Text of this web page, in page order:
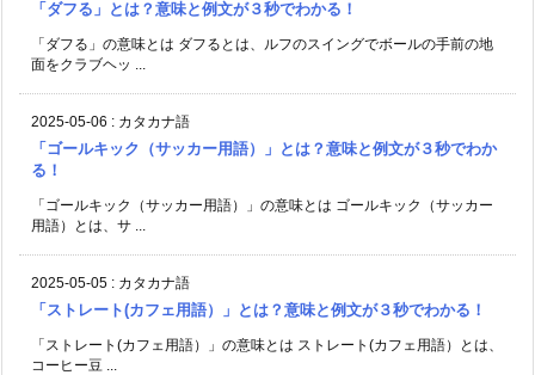
「ダフる」とは？意味と例文が３秒でわかる！
「ダフる」の意味とは ダフるとは、ルフのスイングでボールの手前の地
面をクラブヘッ ...
2025-05-06 : カタカナ語
「ゴールキック（サッカー用語）」とは？意味と例文が３秒でわか
る！
「ゴールキック（サッカー用語）」の意味とは ゴールキック（サッカー
用語）とは、サ ...
2025-05-05 : カタカナ語
「ストレート(カフェ用語）」とは？意味と例文が３秒でわかる！
「ストレート(カフェ用語）」の意味とは ストレート(カフェ用語）とは、
コーヒー豆 ...